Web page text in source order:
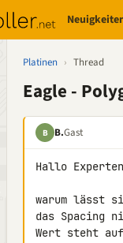
Platinen › Thread
Eagle -
B B.Gast
Hallo
warum lässt
das Spacing
Wert steht auf